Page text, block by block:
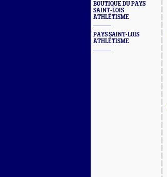
BOUTIQUE DU PAYS
SAINT-LOIS
ATHLÉTISME
PAYS SAINT-LOIS
ATHLÉTISME